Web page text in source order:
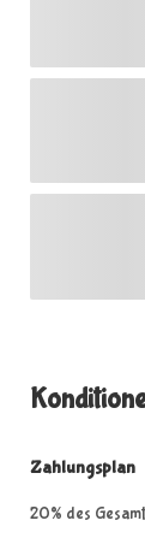
Zahlungsplan
20% des